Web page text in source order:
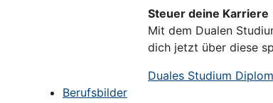
Steuer deine Karriere
Mit dem Dualen
dich jetzt über diese
Duales Studium
Berufsbilder